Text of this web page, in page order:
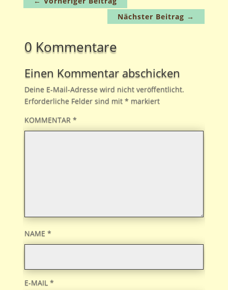
Nächster Beitrag →
0 Kommentare
Einen Kommentar abschicken
Deine E-Mail-Adresse wird nicht veröffentlicht.
Erforderliche Felder sind mit * markiert
KOMMENTAR *
NAME *
E-MAIL *